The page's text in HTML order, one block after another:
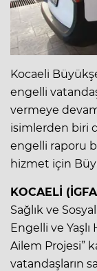
Kocaeli
engelli
vermeye
isimlerden biri
engelli raporu
hizmet için
KOCAELİ
Sağlık ve
Engelli ve
Ailem Projesi”
vatandaşların